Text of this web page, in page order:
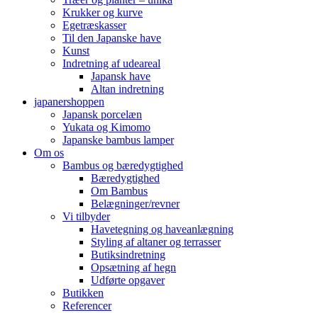
Krukker og kurve
Egetræskasser
Til den Japanske have
Kunst
Indretning af udeareal
Japansk have
Altan indretning
japanershoppen
Japansk porcelæn
Yukata og Kimomo
Japanske bambus lamper
Om os
Bambus og bæredygtighed
Bæredygtighed
Om Bambus
Belægninger/revner
Vi tilbyder
Havetegning og haveanlægning
Styling af altaner og terrasser
Butiksindretning
Opsætning af hegn
Udførte opgaver
Butikken
Referencer